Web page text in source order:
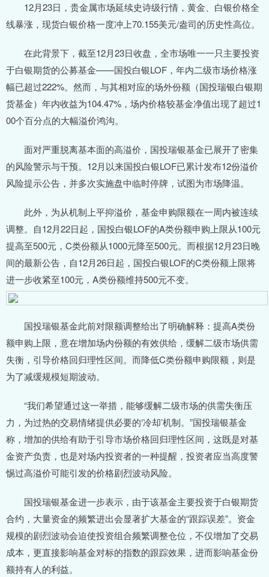
12月23日，贵金属市场延续史诗级行情，黄金、白银价格全
线暴涨，现货白银价格一度冲上70.155美元/盎司的历史性高位。
在此背景下，截至12月23日收盘，全市场唯一一只主要投资
于白银期货的公募基金——国投白银LOF，年内二级市场价格涨
幅已超过222%。然而，与其相对应的场外份额（国投瑞银白银期
货基金）年内收益为104.47%，场内价格较基金净值出现了超过1
00个百分点的大幅溢价鸿沟。
面对严重脱离基本面的高溢价，国投瑞银基金已展开了密集
的风险警示与干预。12月以来国投白银LOF已累计发布12份溢价
风险提示公告，并多次实施盘中临时停牌，试图为市场降温。
此外，为从机制上平抑溢价，基金申购限额在一周内被连续
调整。自12月22日起，国投白银LOF的A类份额申购上限从100元
提高至500元，C类份额从1000元降至500元。而根据12月23日晚
间的最新公告，自12月26日起，国投白银LOF的C类份额上限将
进一步收紧至100元，A类份额维持500元不变。
国投瑞银基金此前对限额调整给出了明确解释：提高A类份
额申购上限，意在增加场内份额的有效供给，缓解二级市场供需
失衡，引导价格回归理性区间。而降低C类份额申购限额，则是
为了减缓规模短期波动。
“我们希望通过这一举措，能够缓解二级市场的供需失衡压
力，为过热的交易情绪提供必要的‘冷却’机制。”国投瑞银基金
称，增加的供给有助于引导市场价格回归理性区间，这既是对基
金资产负责，也是对场内投资者的一种提醒，投资者应当高度警
惕过高溢价可能引发的价格剧烈波动风险。
国投瑞银基金进一步表示，由于该基金主要投资于白银期货
合约，大量资金的频繁进出会显著扩大基金的“跟踪误差”。资金
规模的剧烈波动会迫使投资组合频繁调整仓位，不仅增加了交易
成本，更直接影响基金对标的指数的跟踪效果，进而影响基金份
额持有人的利益。